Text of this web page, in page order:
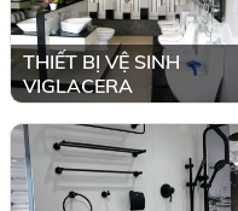
THIẾT BỊ VỆ SINH
VIGLACERA